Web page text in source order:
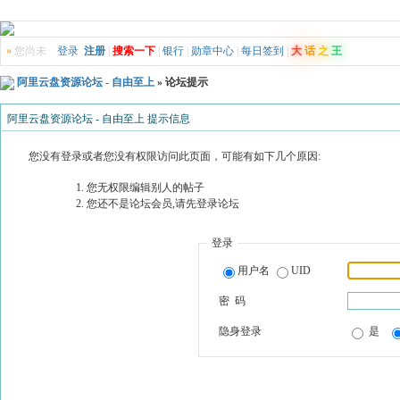
» 您尚未 登录 注册 搜索一下 银行 勋章中心 每日签到 大 话 之 王
阿里云盘资源论坛 - 自由至上 » 论坛提示
阿里云盘资源论坛 - 自由至上 提示信息
您没有登录或者您没有权限访问此页面，可能有如下几个原因:
您无权限编辑别人的帖子
您还不是论坛会员,请先登录论坛
登录
用户名 UID
密 码
隐身登录 是